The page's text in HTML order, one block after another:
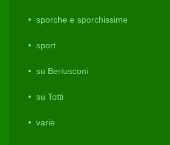
sporche e sporchissime
sport
su Berlusconi
su Totti
varie